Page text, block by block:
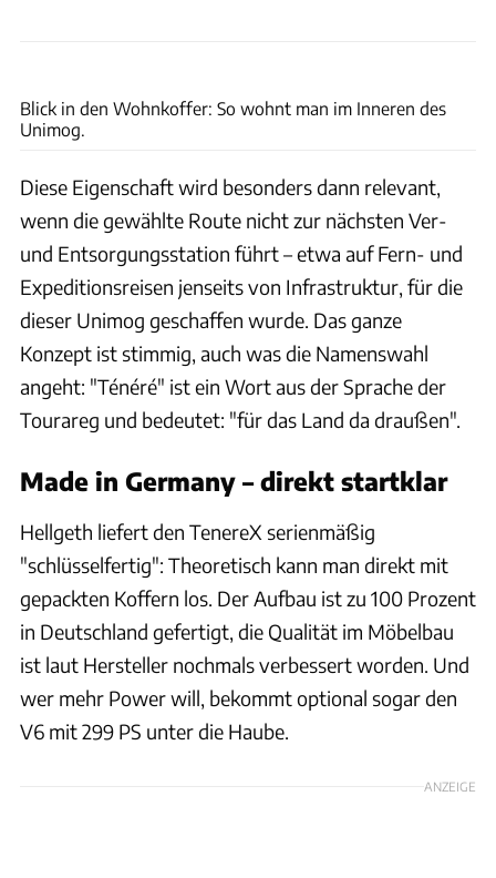
Blick in den Wohnkoffer: So wohnt man im Inneren des
Unimog.
Diese Eigenschaft wird besonders dann relevant,
wenn die gewählte Route nicht zur nächsten Ver-
und Entsorgungsstation führt – etwa auf Fern- und
Expeditionsreisen jenseits von Infrastruktur, für die
dieser Unimog geschaffen wurde. Das ganze
Konzept ist stimmig, auch was die Namenswahl
angeht: "Ténéré" ist ein Wort aus der Sprache der
Tourareg und bedeutet: "für das Land da draußen".
Made in Germany – direkt startklar
Hellgeth liefert den TenereX serienmäßig
"schlüsselfertig": Theoretisch kann man direkt mit
gepackten Koffern los. Der Aufbau ist zu 100 Prozent
in Deutschland gefertigt, die Qualität im Möbelbau
ist laut Hersteller nochmals verbessert worden. Und
wer mehr Power will, bekommt optional sogar den
V6 mit 299 PS unter die Haube.
ANZEIGE